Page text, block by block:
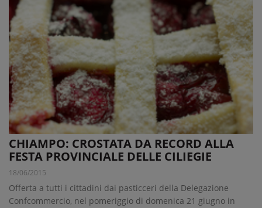
CHIAMPO: CROSTATA DA RECORD ALLA
FESTA PROVINCIALE DELLE CILIEGIE
18/06/2015
Offerta a tutti i cittadini dai pasticceri della Delegazione
Confcommercio, nel pomeriggio di domenica 21 giugno in